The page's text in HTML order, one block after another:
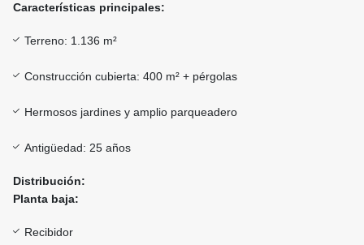
Características principales:
Terreno: 1.136 m²
Construcción cubierta: 400 m² + pérgolas
Hermosos jardines y amplio parqueadero
Antigüedad: 25 años
Distribución:
Planta baja:
Recibidor